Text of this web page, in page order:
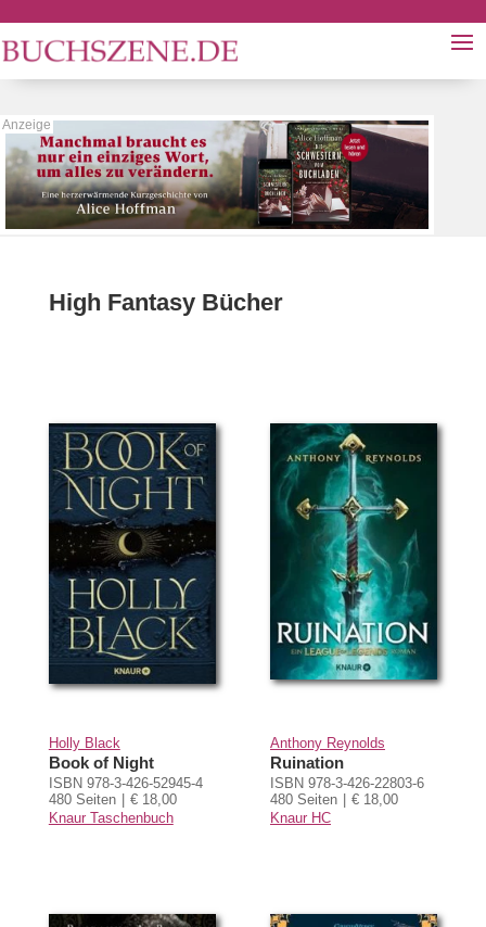
High Fantasy Bücher
Holly Black
Book of Night
ISBN 978-3-426-52945-4
480 Seiten
€ 18,00
Knaur Taschenbuch
Anthony Reynolds
Ruination
ISBN 978-3-426-22803-6
480 Seiten
€ 18,00
Knaur HC